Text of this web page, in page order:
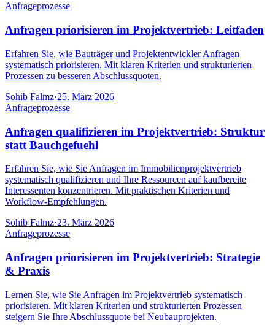
Anfrageprozesse
Anfragen priorisieren im Projektvertrieb: Leitfaden
Erfahren Sie, wie Bauträger und Projektentwickler Anfragen
systematisch priorisieren. Mit klaren Kriterien und strukturierten
Prozessen zu besseren Abschlussquoten.
Sohib Falmz·25. März 2026
Anfrageprozesse
Anfragen qualifizieren im Projektvertrieb: Struktur
statt Bauchgefuehl
Erfahren Sie, wie Sie Anfragen im Immobilienprojektvertrieb
systematisch qualifizieren und Ihre Ressourcen auf kaufbereite
Interessenten konzentrieren. Mit praktischen Kriterien und
Workflow-Empfehlungen.
Sohib Falmz·23. März 2026
Anfrageprozesse
Anfragen priorisieren im Projektvertrieb: Strategie
& Praxis
Lernen Sie, wie Sie Anfragen im Projektvertrieb systematisch
priorisieren. Mit klaren Kriterien und strukturierten Prozessen
steigern Sie Ihre Abschlussquote bei Neubauprojekten.